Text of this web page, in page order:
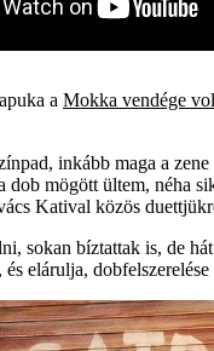
a Mokka vendége
inkább maga a
dob mögött ültem, néha
Katival közös
sokan bíztattak is, de
elárulja,